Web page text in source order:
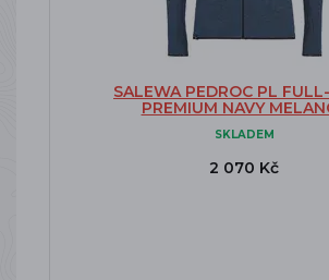
SALEWA PEDROC PL
PREMIUM NAVY
SKLADEM
2 070 Kč